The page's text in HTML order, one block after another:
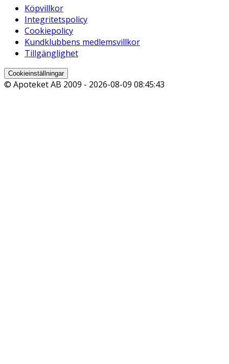
Köpvillkor
Integritetspolicy
Cookiepolicy
Kundklubbens medlemsvillkor
Tillgänglighet
Cookieinställningar
© Apoteket AB 2009 - 2026-08-09 08:45:43